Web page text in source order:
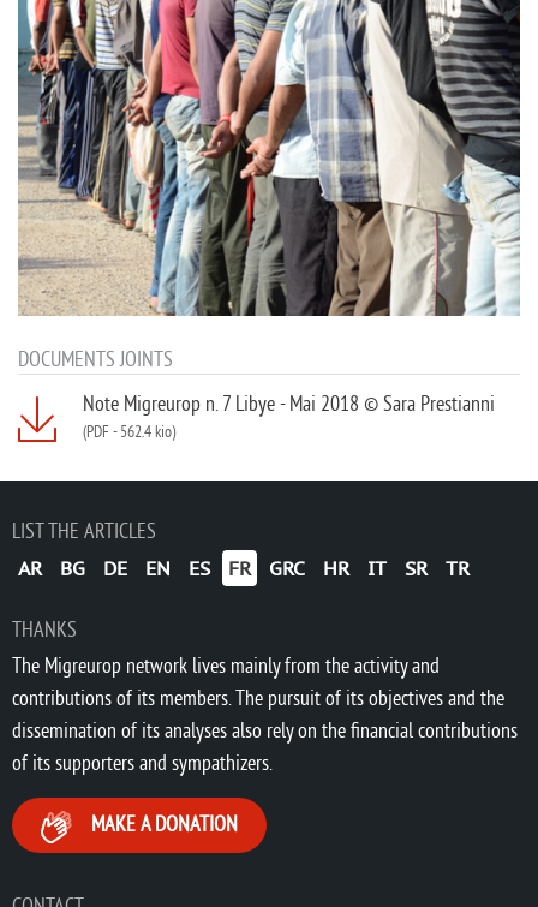
DOCUMENTS JOINTS
Note Migreurop n. 7 Libye - Mai 2018 © Sara Prestianni
(PDF-562.4 kio)
LIST THE ARTICLES
AR BG DE EN ES FR GRC HR IT SR TR
THANKS
The Migreurop network lives mainly from the activity and
contributions of its members. The pursuit of its objectives and the
dissemination of its analyses also rely on the financial contributions
of its supporters and sympathizers.
MAKE A DONATION